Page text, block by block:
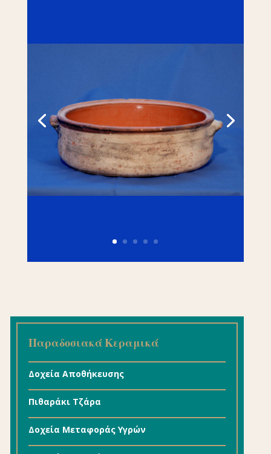
Παραδοσιακά Κεραμικά
Δοχεία Αποθήκευσης
Πιθαράκι Τζάρα
Δοχεία Μεταφοράς Υγρών